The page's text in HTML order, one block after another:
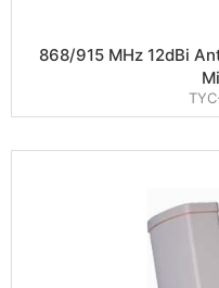
868/915 MHz 12dBi